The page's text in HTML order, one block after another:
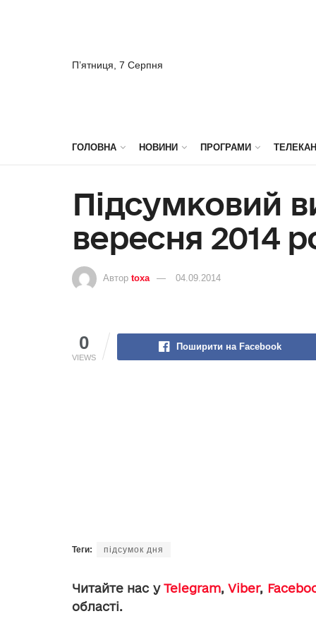
П’ятниця, 7 Серпня
ГОЛОВНА НОВИНИ ПРОГРАМИ
Підсумковий
вересня 2014
Автор toxa 04.09.2014
0
VIEWS
Поширити на Facebook
Теги: підсумок дня
Читайте нас уTelegram,Viber,
області.